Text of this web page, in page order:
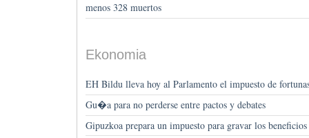
menos 328 muertos
Ekonomia
EH Bildu lleva hoy al Parlamento el impuesto de
Gu�a para no perderse entre pactos y debates
Gipuzkoa prepara un impuesto para gravar los beneficios